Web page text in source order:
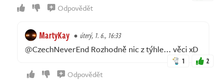
Odpovědět
MartyKay úterý, 1. 6., 16:33
@CzechNeverEnd Rozhodně nic z týhle... věci xD
1 2
Odpovědět